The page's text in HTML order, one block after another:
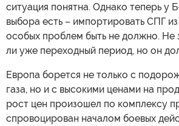
ситуация понятна. Однако теперь у
выбора есть – импортировать СПГ
особых проблем быть не должно. Не
ли уже переходный период, но он
Европа борется не только с
газа, но и с высокими ценами на
рост цен произошел по комплексу
спровоцирован началом боевых